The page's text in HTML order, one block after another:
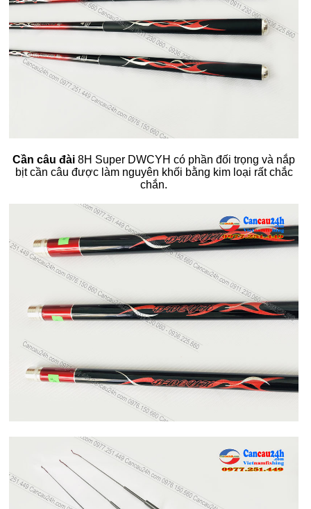
Cần câu đài 8H Super DWCYH có phần đối trọng và nắp
bịt cần câu được làm nguyên khối bằng kim loại rất chắc
chắn.